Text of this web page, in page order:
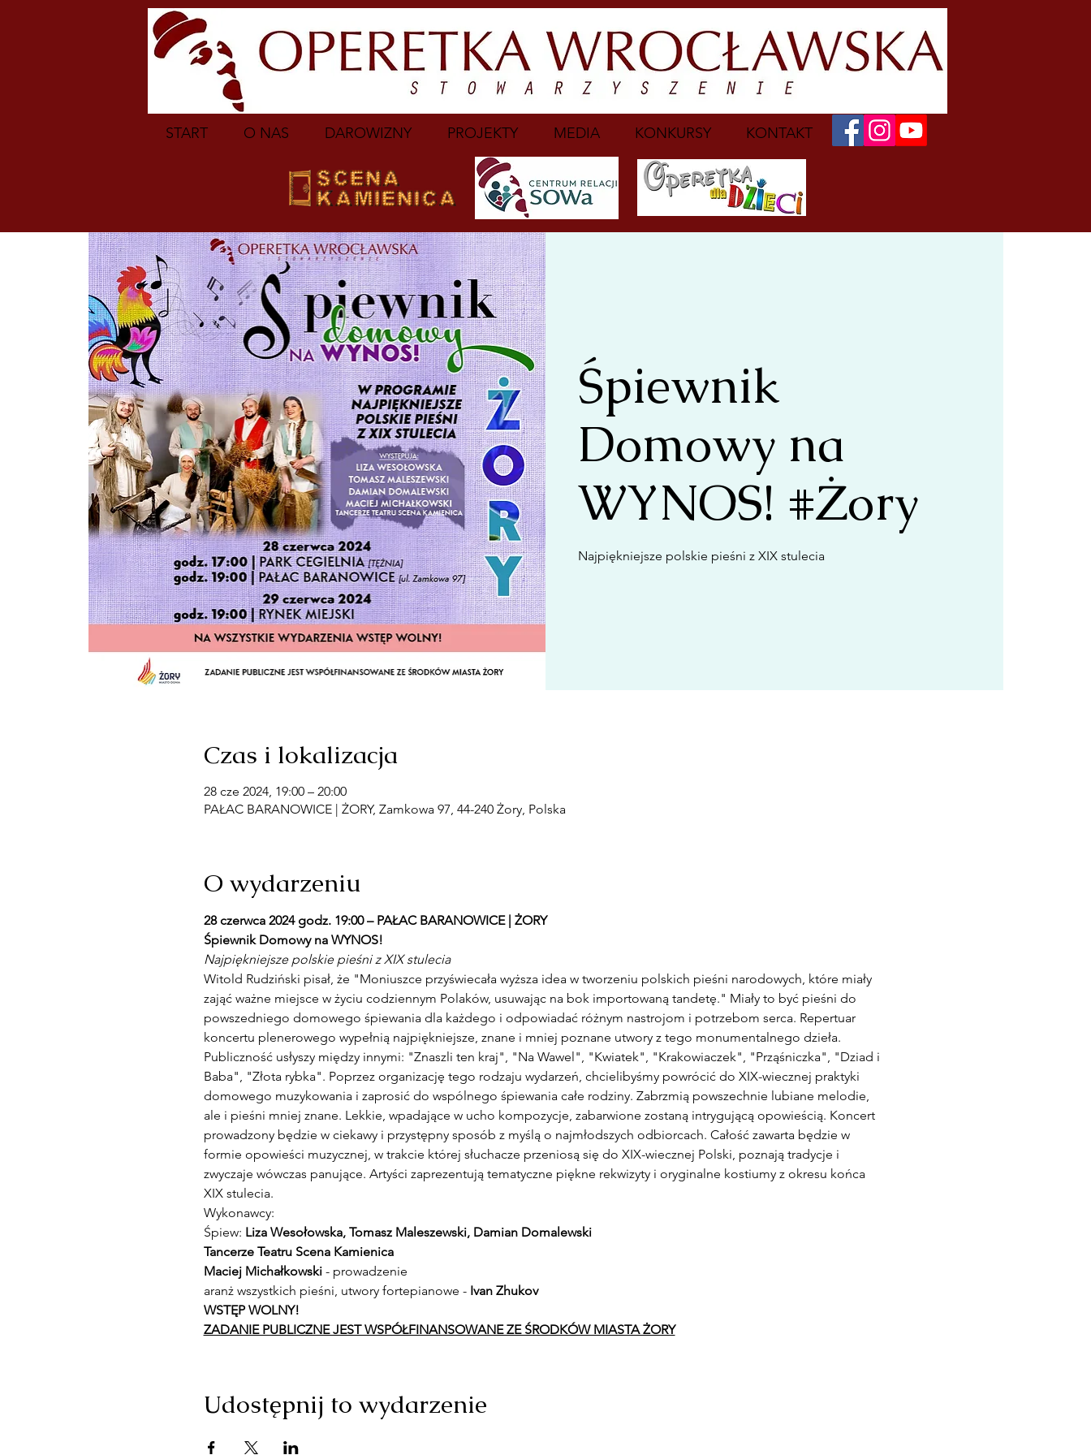
START O NAS DAROWIZNY PROJEKTY MEDIA KONKURSY KONTAKT
Śpiewnik
Domowy na
WYNOS! #Żory
Najpiękniejsze polskie pieśni z XIX stulecia
Czas i lokalizacja
28 cze 2024, 19:00 – 20:00
PAŁAC BARANOWICE | ŻORY, Zamkowa 97, 44-240 Żory, Polska
O wydarzeniu
28 czerwca 2024 godz. 19:00 – PAŁAC BARANOWICE | ŻORY
Śpiewnik Domowy na WYNOS!
Najpiękniejsze polskie pieśni z XIX stulecia
Witold Rudziński pisał, że "Moniuszce przyświecała wyższa idea w tworzeniu polskich pieśni narodowych, które miały
zająć ważne miejsce w życiu codziennym Polaków, usuwając na bok importowaną tandetę." Miały to być pieśni do
powszedniego domowego śpiewania dla każdego i odpowiadać różnym nastrojom i potrzebom serca. Repertuar
koncertu plenerowego wypełnią najpiękniejsze, znane i mniej poznane utwory z tego monumentalnego dzieła.
Publiczność usłyszy między innymi: "Znaszli ten kraj", "Na Wawel", "Kwiatek", "Krakowiaczek", "Prząśniczka", "Dziad i
Baba", "Złota rybka". Poprzez organizację tego rodzaju wydarzeń, chcielibyśmy powrócić do XIX-wiecznej praktyki
domowego muzykowania i zaprosić do wspólnego śpiewania całe rodziny. Zabrzmią powszechnie lubiane melodie,
ale i pieśni mniej znane. Lekkie, wpadające w ucho kompozycje, zabarwione zostaną intrygującą opowieścią. Koncert
prowadzony będzie w ciekawy i przystępny sposób z myślą o najmłodszych odbiorcach. Całość zawarta będzie w
formie opowieści muzycznej, w trakcie której słuchacze przeniosą się do XIX-wiecznej Polski, poznają tradycje i
zwyczaje wówczas panujące. Artyści zaprezentują tematyczne piękne rekwizyty i oryginalne kostiumy z okresu końca
XIX stulecia.
Wykonawcy:
Śpiew: Liza Wesołowska, Tomasz Maleszewski, Damian Domalewski
Tancerze Teatru Scena Kamienica
Maciej Michałkowski - prowadzenie
aranż wszystkich pieśni, utwory fortepianowe - Ivan Zhukov
WSTĘP WOLNY!
ZADANIE PUBLICZNE JEST WSPÓŁFINANSOWANE ZE ŚRODKÓW MIASTA ŻORY
Udostępnij to wydarzenie